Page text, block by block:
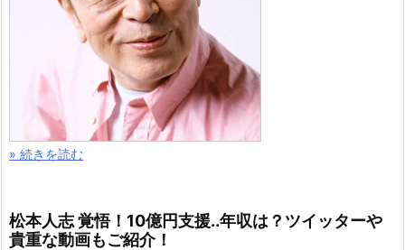
» 続きを読む
松本人志 覚悟！10億円支援..年収は？ツイッターや
貴重な動画もご紹介！